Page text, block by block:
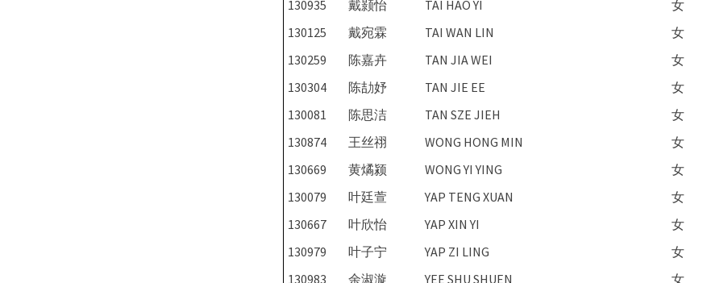
130935
戴颢怡 TAI HAO YI 女
130125
戴宛霖 TAI WAN LIN 女
130259
陈嘉卉 TAN JIA WEI 女
130304
陈劼妤 TAN JIE EE 女
130081
陈思洁 TAN SZE JIEH 女
130874
王丝祤 WONG HONG MIN 女
130669
黄燏颍 WONG YI YING 女
130079
叶廷萱 YAP TENG XUAN 女
130667
叶欣怡 YAP XIN YI 女
130979
叶子宁 YAP ZI LING 女
130983
余淑漩 YEE SHU SHUEN 女